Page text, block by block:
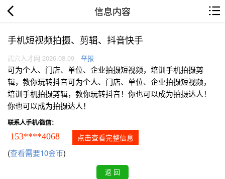
信息内容
手机短视频拍摄、剪辑、抖音快手
武穴人才网 2026.08.09 举报
可为个人、门店、单位、企业拍摄短视频，培训手机拍摄剪
辑，教你玩转抖音可为个人、门店、单位、企业拍摄短视频，
培训手机拍摄剪辑，教你玩转抖音！你也可以成为拍摄达人！
你也可以成为拍摄达人！
联系人手机/微信：
153****4068 点击查看完整信息
(查看需要10金币)